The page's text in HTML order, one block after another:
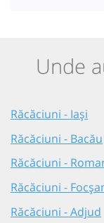
Unde
Răcăciuni - Iași
Răcăciuni - Bacău
Răcăciuni -
Răcăciuni -
Răcăciuni - Adjud